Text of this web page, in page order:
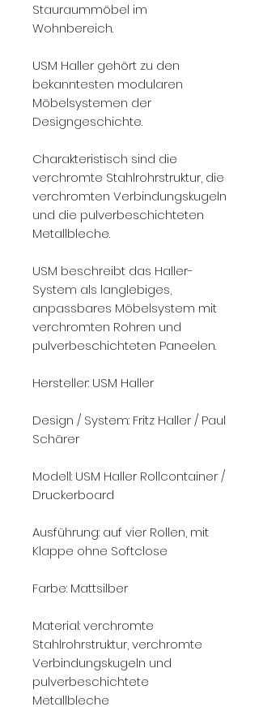
Stauraummöbel im
Wohnbereich.
USM Haller gehört zu den
bekanntesten modularen
Möbelsystemen der
Designgeschichte.
Charakteristisch sind die
verchromte Stahlrohrstruktur, die
verchromten Verbindungskugeln
und die pulverbeschichteten
Metallbleche.
USM beschreibt das Haller-
System als langlebiges,
anpassbares Möbelsystem mit
verchromten Rohren und
pulverbeschichteten Paneelen.
Hersteller: USM Haller
Design / System: Fritz Haller / Paul
Schärer
Modell: USM Haller Rollcontainer /
Druckerboard
Ausführung: auf vier Rollen, mit
Klappe ohne Softclose
Farbe: Mattsilber
Material: verchromte
Stahlrohrstruktur, verchromte
Verbindungskugeln und
pulverbeschichtete
Metallbleche